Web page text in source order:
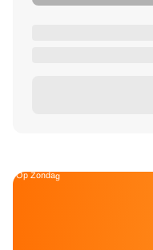
Op Zondag